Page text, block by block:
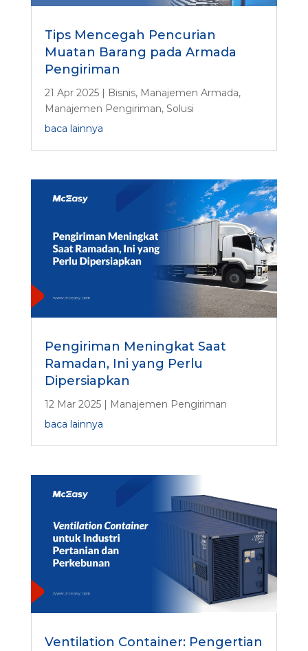
Tips Mencegah Pencurian
Muatan Barang pada Armada
Pengiriman
21 Apr 2025| Bisnis, Manajemen Armada,
Manajemen Pengiriman, Solusi
baca lainnya
Pengiriman Meningkat Saat
Ramadan, Ini yang Perlu
Dipersiapkan
12 Mar 2025|
Manajemen Pengiriman
baca lainnya
Ventilation Container: Pengertian